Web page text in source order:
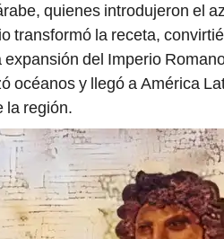
quienes introdujeron el
transformó la receta,
expansión del Imperio
océanos y llegó a América
la región.